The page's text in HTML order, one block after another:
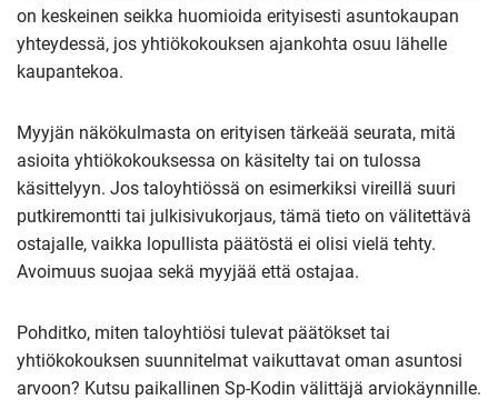
on keskeinen seikka huomioida erityisesti asuntokaupan
yhteydessä, jos yhtiökokouksen ajankohta osuu lähelle
kaupantekoa.
Myyjän näkökulmasta on erityisen tärkeää seurata, mitä
asioita yhtiökokouksessa on käsitelty tai on tulossa
käsittelyyn. Jos taloyhtiössä on esimerkiksi vireillä suuri
putkiremontti tai julkisivukorjaus, tämä tieto on välitettävä
ostajalle, vaikka lopullista päätöstä ei olisi vielä tehty.
Avoimuus suojaa sekä myyjää että ostajaa.
Pohditko, miten taloyhtiösi tulevat päätökset tai
yhtiökokouksen suunnitelmat vaikuttavat oman asuntosi
arvoon? Kutsu paikallinen Sp-Kodin välittäjä arviokäynnille.